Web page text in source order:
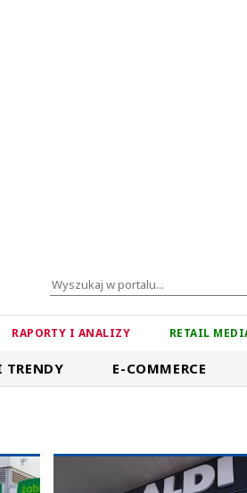
RAPORTY I ANALIZY RETAIL
TRENDY E-COMMERCE